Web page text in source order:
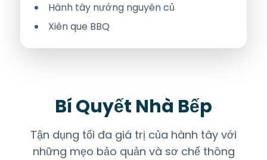
Hành tây nướng nguyên củ
Xiên que BBQ
Bí Quyết Nhà Bếp
Tận dụng tối đa giá trị của hành tây với
những mẹo bảo quản và sơ chế thông